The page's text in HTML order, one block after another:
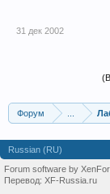
31 дек 2002
Форум
Russian (RU)
Forum software by
Перевод: XF-Russia.ru